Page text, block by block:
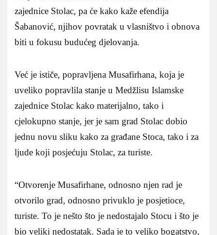
zajednice Stolac, pa će kako kaže efendija
Šabanović, njihov povratak u vlasništvo i obnova
biti u fokusu budućeg djelovanja.
Već je ističe, popravljena Musafirhana, koja je
uveliko popravlila stanje u Medžlisu Islamske
zajednice Stolac kako materijalno, tako i
cjelokupno stanje, jer je sam grad Stolac dobio
jednu novu sliku kako za građane Stoca, tako i za
ljude koji posjećuju Stolac, za turiste.
“Otvorenje Musafirhane, odnosno njen rad je
otvorilo grad, odnosno privuklo je posjetioce,
turiste. To je nešto što je nedostajalo Stocu i što je
bio veliki nedostatak. Sada je to veliko bogatstvo,